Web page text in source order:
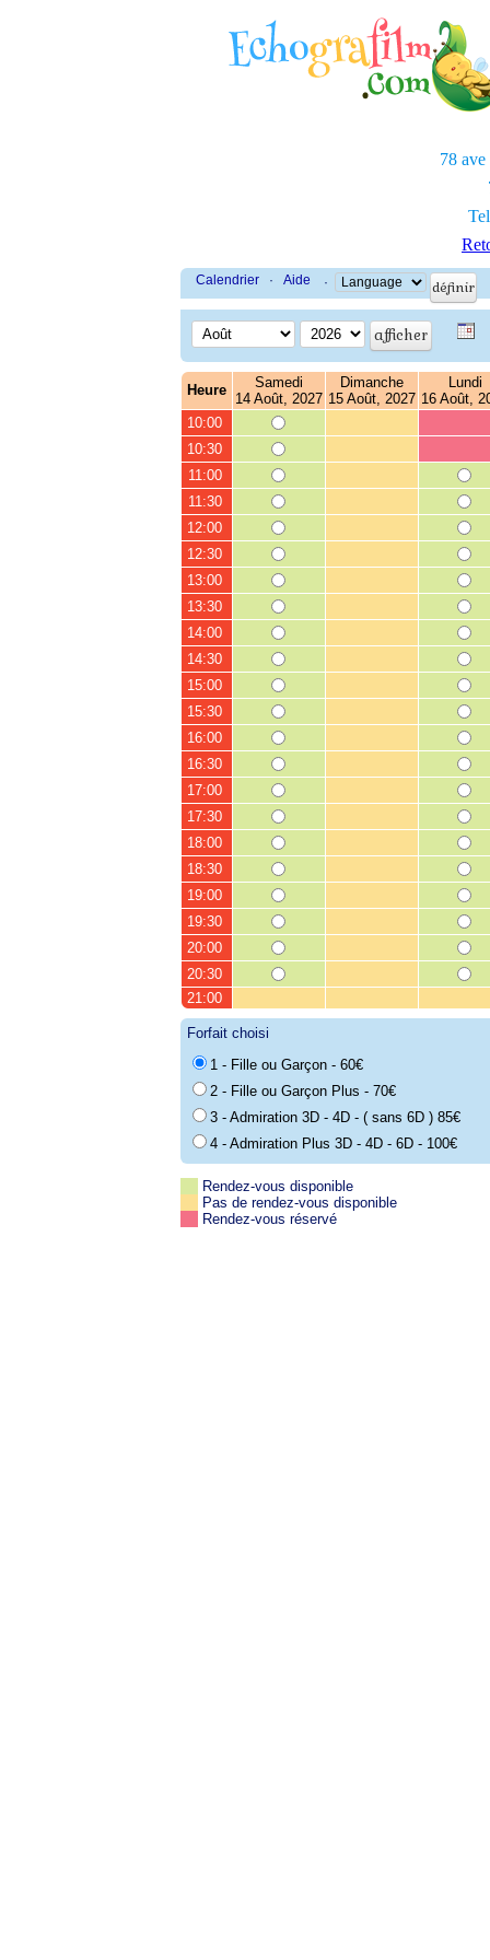
78 ave
Calendrier · Aide ·
Heure
Samedi
14 Août, 2027
Dimanche
15 Août, 2027
Lundi
16 Août,
10:00
10:30
11:00
11:30
12:00
12:30
13:00
13:30
14:00
14:30
15:00
15:30
16:00
16:30
17:00
17:30
18:00
18:30
19:00
19:30
20:00
20:30
21:00
Forfait choisi
1 - Fille ou Garçon - 60€
2 - Fille ou Garçon Plus - 70€
3 - Admiration 3D - 4D - ( sans 6D ) 85€
4 - Admiration Plus 3D - 4D - 6D - 100€
Rendez-vous disponible
Pas de rendez-vous disponible
Rendez-vous réservé